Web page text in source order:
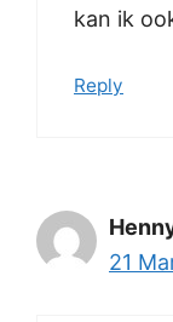
kan ik
Reply
21